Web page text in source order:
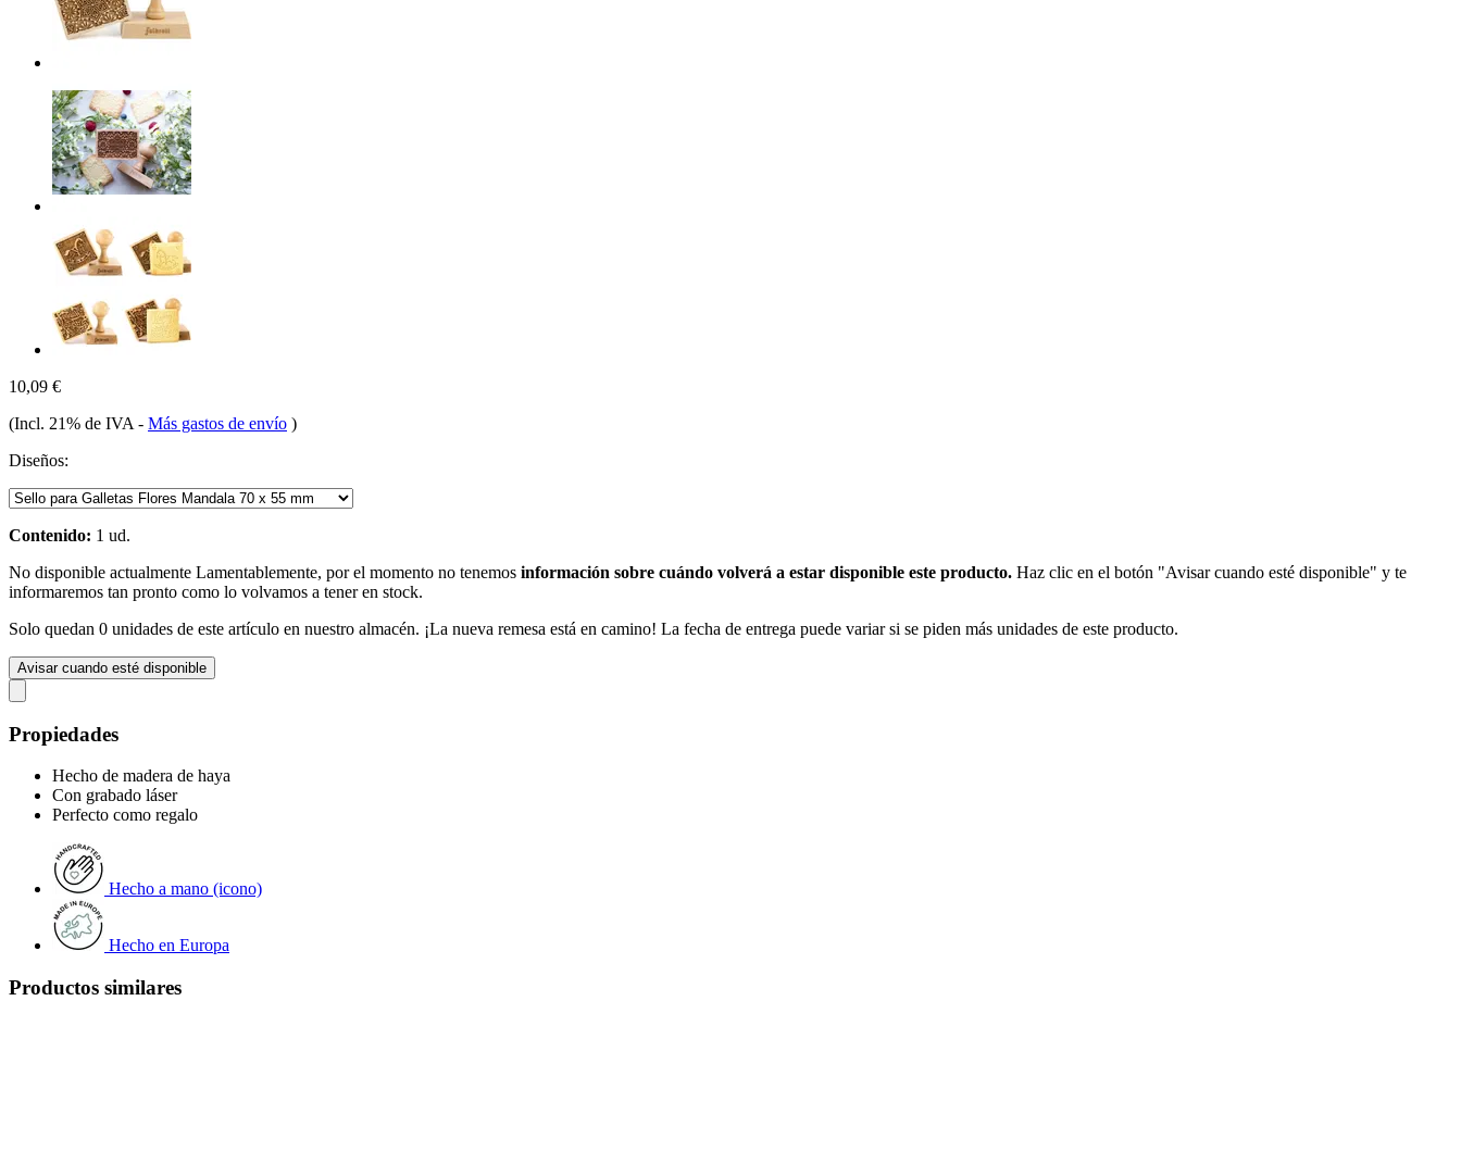
10,09 €
(Incl. 21% de IVA - Más gastos de envío )
Diseños:
Contenido: 1 ud.
No disponible actualmente Lamentablemente, por el momento no tenemos información sobre cuándo volverá a estar disponible este producto. Haz clic en el botón "Avisar cuando esté disponible" y te
informaremos tan pronto como lo volvamos a tener en stock.
Solo quedan 0 unidades de este artículo en nuestro almacén. ¡La nueva remesa está en camino! La fecha de entrega puede variar si se piden más unidades de este producto.
Avisar cuando esté disponible
Propiedades
Hecho de madera de haya
Con grabado láser
Perfecto como regalo
Hecho a mano (icono)
Hecho en Europa
Productos similares